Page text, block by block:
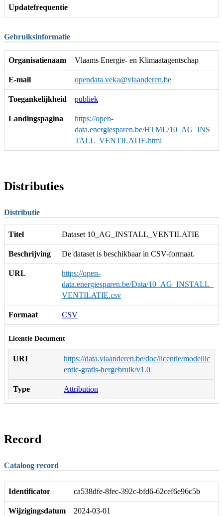
Updatefrequentie
Gebruiksinformatie
Organisatienaam Vlaams Energie- en Klimaatagentschap
E-mail opendata.veka@vlaanderen.be
Toegankelijkheid publiek
Landingspagina
https://open-
data.energiesparen.be/HTML/10_AG_INS
TALL_VENTILATIE.html
Distributies
Distributie
Titel Dataset 10_AG_INSTALL_VENTILATIE
Beschrijving De dataset is beschikbaar in CSV-formaat.
URL
https://open-
data.energiesparen.be/Data/10_AG_INSTALL_
VENTILATIE.csv
Formaat CSV
Licentie Document
URI
https://data.vlaanderen.be/doc/licentie/modellic
entie-gratis-hergebruik/v1.0
Type Attribution
Record
Cataloog record
Identificator ca538dfe-8fec-392c-bfd6-62cef6e96c5b
Wijzigingsdatum 2024-03-01